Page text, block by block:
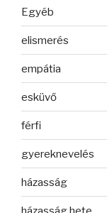
Egyéb
elismerés
empátia
esküvő
férfi
gyereknevelés
házasság